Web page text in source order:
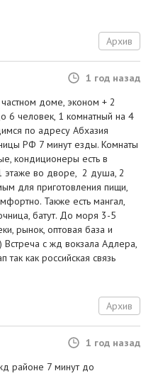
Архив
1 год назад
доме, эконом + 2
6 человек, 1 комнатный на 4
по адресу Абхазия
РФ 7 минут езды. Комнаты
кондиционеры есть в
этаже во дворе, 2 душа, 2
для приготовления пищи,
Также есть мангал,
батут. До моря 3-5
рынок, оптовая база и
Встреча с жд вокзала Адлера,
как российская связь
Архив
1 год назад
районе 7 минут до